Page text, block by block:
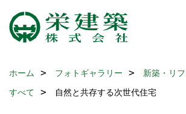
ホーム フォトギャラリー
新築・リ
すべて
自然と共存する次世代住宅